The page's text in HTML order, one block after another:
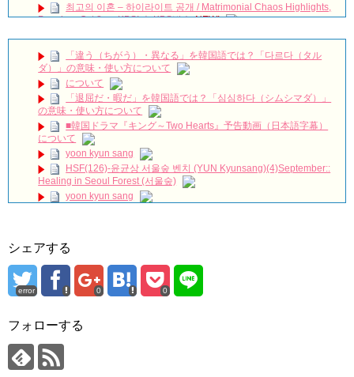
최고의 이혼 – 하이라이트 공개 / Matrimonial Chaos Highlights,
Premiere Oct 8 on KBS! ㅣ KBS방송 NEW!
[Windy Mi-poong] 불어라 미풍아 50회 – ji-yeon caught by a
private loan shark 20170218 NEW!
「30だけど17です」ヤン・セジョンのお姫様抱っこや腕枕に胸
キュン必至！スペシャル映像公開！
ソ・イングクさんもうホテル着いたかな？いよいよ
タイのフ
ァンミだ〜✨お留守番寂しいから一緒にホテル行ってる妄想
NEW!
「七日の王妃」パク・ミニョン インタビュー 7/3発売ＤＶＤ
ＳＥＴ１映像特典より
NEW!
🏰 SKY Castle #Kdrama #Doramas #Netflix #KDramaBrasil
#KoreanDrama #Dorameira #KdramaEdit
ハン・ヘジン 한혜진 – (선공개) 강남 3대 얼짱 출신 &#39;한혜진
ハン・ヘジン 한혜진 – Still We (여전히 우리는)
한가인 –
「ライフ・ オン・ マーズ」2019年11月2日TSUTAYAにて先行
レンタル開始！
Jin-Crash Landing On You/ヒョンビン❤️ソンイェジン / エンジョイ❕
ョンら同僚芸能人から慰めの言葉が続々 – Taka News
「違う（ちがう）・異なる」を韓国語では？「다르다（タル
ダ）」の意味・使い方について
について
「退屈だ・暇だ」を韓国語では？「심심하다（シムシマダ）」
の意味・使い方について
■韓国ドラマ『キング～Two Hearts』予告動画（日本語字幕）
について
yoon kyun sang
HSF(126)-윤균상 서울숲 벤치 (YUN Kyunsang)(4)September::
Healing in Seoul Forest (서울숲)
yoon kyun sang
九尾狐外伝 メイキング03 ハン・イェスル
チョ・ヒョンジェ 조현재 九尾狐外伝 制作発表会
キム・テヒの弟イ・ワン♥イ・ボミ、今日（28日）結婚……
「まず熱く掃除せよ」女優キム・ユジョン、「健康がとても回
【裏芸能】キムユジョンの熱愛彼氏はあの大物俳優
いでしょ？” Big News TV
シェアする
error 0 0
フォローする